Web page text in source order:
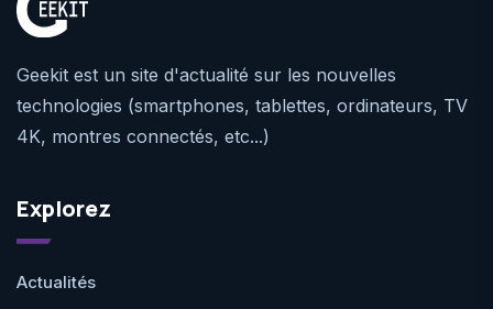
Geekit est un site d'actualité sur les nouvelles
technologies (smartphones, tablettes, ordinateurs, TV
4K, montres connectés, etc...)
Explorez
Actualités